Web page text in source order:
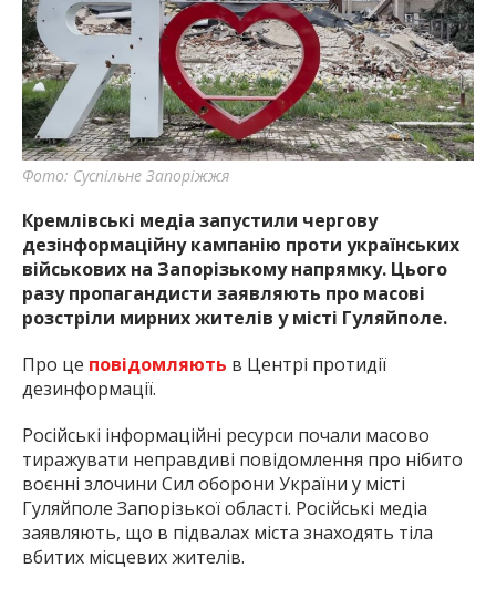
Фото: Суспільне Запоріжжя
Кремлівські медіа запустили чергову
дезінформаційну кампанію проти українських
військових на Запорізькому напрямку. Цього
разу пропагандисти заявляють про масові
розстріли мирних жителів у місті Гуляйполе.
Про це повідомляють в Центрі протидії
дезинформації.
Російські інформаційні ресурси почали масово
тиражувати неправдиві повідомлення про нібито
воєнні злочини Сил оборони України у місті
Гуляйполе Запорізької області. Російські медіа
заявляють, що в підвалах міста знаходять тіла
вбитих місцевих жителів.